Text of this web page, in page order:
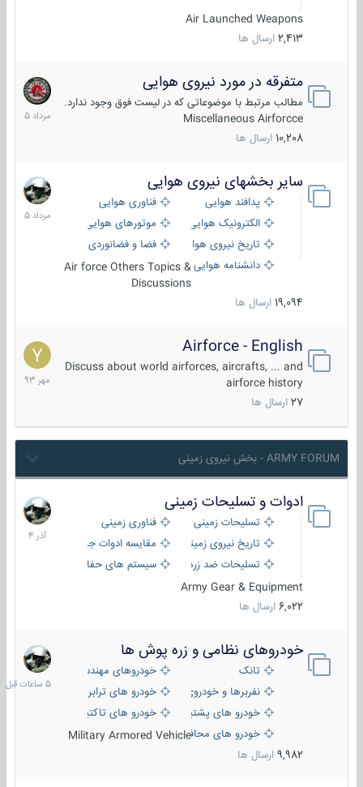
Air Launched Weapons
2,413 ارسال ها
متفرقه در مورد نیروی هوایی
مطالب مرتبط با موضوعاتی که در لیست فوق وجود ندارد.
Miscellaneous Airforcce
10,208 ارسال ها
7
مرداد
1405
سایر بخشهای نیروی هوایی
پدافند هوایی
فناوری هوایی
الکترونیک هوایی
موتورهای هوایی
تاریخ نیروی هوایی
فضا و فضانوردی
دانشنامه هواییAir force Others Topics &
Discussions
19,094 ارسال ها
2
مرداد
1405
Airforce - English
Discuss about world airforces, aircrafts, ... and
airforce history
27 ارسال ها
15
مهر
1393
ARMY FORUM - بخش نیروی زمینی
ادوات و تسلیحات زمینی
تسلیحات زمینی
فناوری زمینی
تاریخ نیروی زمینی
مقایسه ادوات جنگی
تسلیحات ضد زره
سیستم های حفاظت فعال
Army Gear & Equipment
6,022 ارسال ها
21
آذر
1404
خودروهای نظامی و زره پوش ها
تانک
خودروهای مهندسی
نفربرها و خودروی های رزمی پیاده نظام
خودرو های ترابری نظامی
خودرو های پشتیبانی آتش ، شناسایی و ضد تانک
خودرو های تاکتیکی نظامی
خودرو های محافظت شدهMilitary Armored Vehicle
9,982 ارسال ها
5
ساعات
قبل